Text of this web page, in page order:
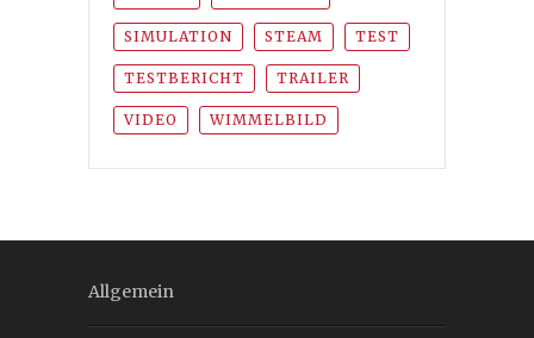
SIMULATION STEAM TEST
TESTBERICHT TRAILER
VIDEO WIMMELBILD
Allgemein